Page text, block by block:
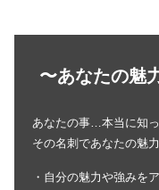
〜あなたの魅
あなたの事…本当に知
その名刺であなたの魅
・自分の魅力や強みを